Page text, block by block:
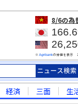
8/6の為
※ Agribankの仲値を表示
経済 三面 生